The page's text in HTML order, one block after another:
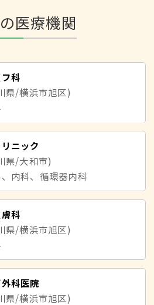
医療機関
科
県/横浜市旭区)
ニック
県/大和市)
内科、循環器内科
科
県/横浜市旭区)
科医院
県/横浜市旭区)